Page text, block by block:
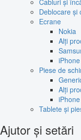
Deblocare și
Ecrane
Nokia
Alți
iPhone
Piese de
Alți
iPhone
Tablete și
Ajutor și setări